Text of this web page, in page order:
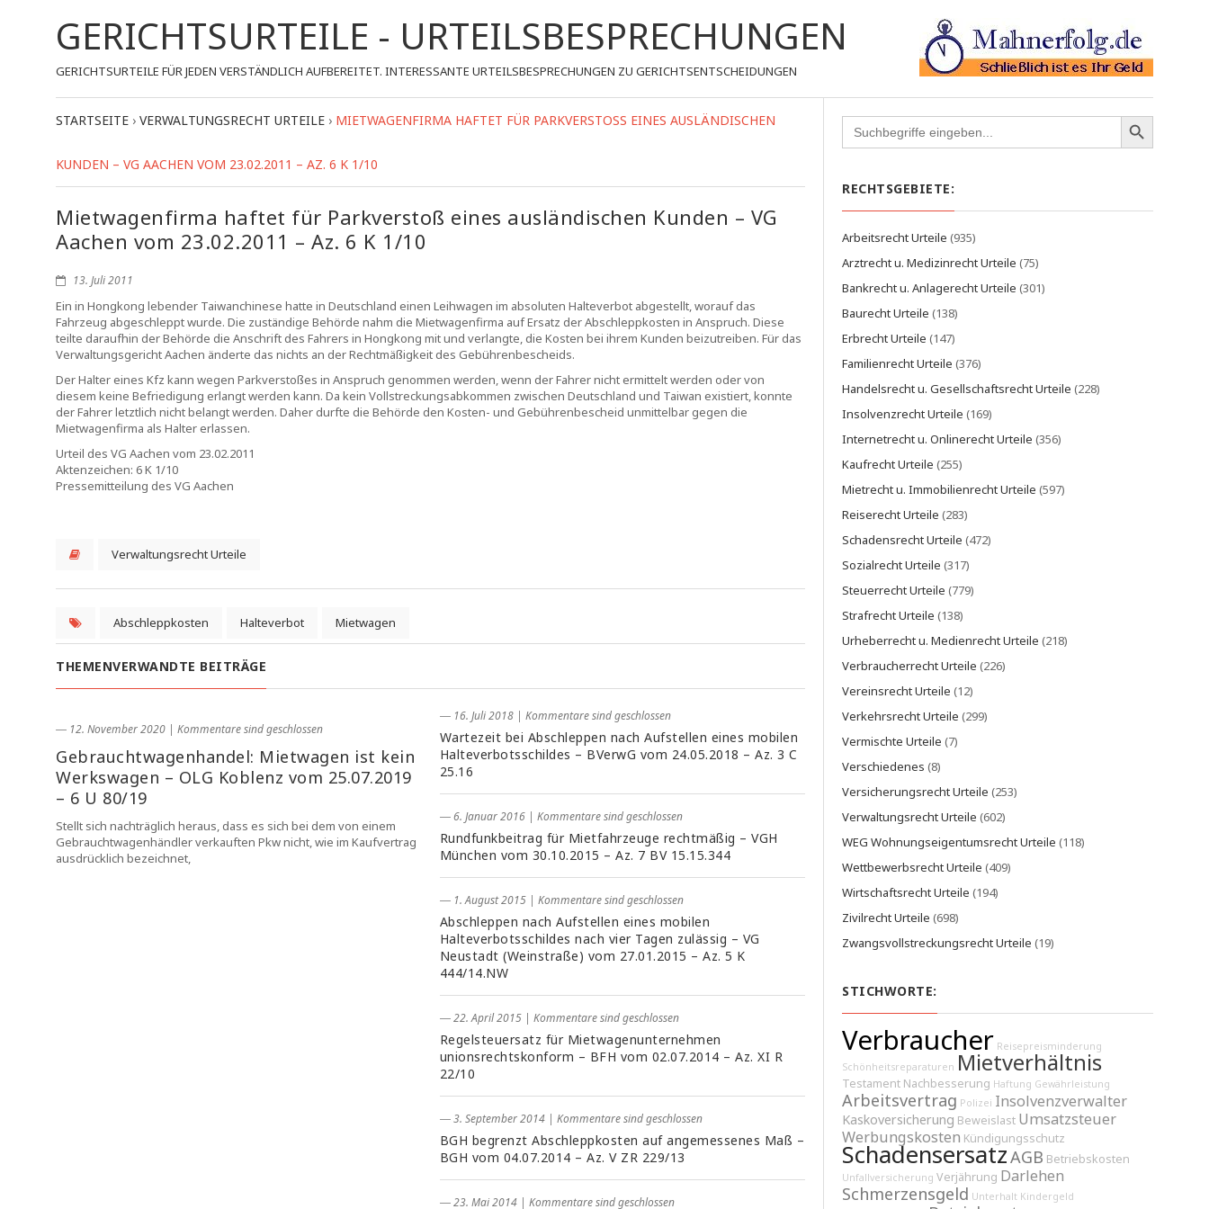
GERICHTSURTEILE - URTEILSBESPRECHUNGEN
GERICHTSURTEILE FÜR JEDEN VERSTÄNDLICH AUFBEREITET. INTERESSANTE URTEILSBESPRECHUNGEN ZU GERICHTSENTSCHEIDUNGEN
STARTSEITE › VERWALTUNGSRECHT URTEILE › MIETWAGENFIRMA HAFTET FÜR PARKVERSTOSS EINES AUSLÄNDISCHEN K
UNDEN – VG AACHEN VOM 23.02.2011 – AZ. 6 K 1/10
Mietwagenfirma haftet für Parkverstoß eines ausländischen Kunden – VG
Aachen vom 23.02.2011 – Az. 6 K 1/10
13. Juli 2011
Ein in Hongkong lebender Taiwanchinese hatte in Deutschland einen Leihwagen im absoluten Halteverbot abgestellt, worauf das
Fahrzeug abgeschleppt wurde. Die zuständige Behörde nahm die Mietwagenfirma auf Ersatz der Abschleppkosten in Anspruch. Diese
teilte daraufhin der Behörde die Anschrift des Fahrers in Hongkong mit und verlangte, die Kosten bei ihrem Kunden beizutreiben. Für das
Verwaltungsgericht Aachen änderte das nichts an der Rechtmäßigkeit des Gebührenbescheids.
Der Halter eines Kfz kann wegen Parkverstoßes in Anspruch genommen werden, wenn der Fahrer nicht ermittelt werden oder von
diesem keine Befriedigung erlangt werden kann. Da kein Vollstreckungsabkommen zwischen Deutschland und Taiwan existiert, konnte
der Fahrer letztlich nicht belangt werden. Daher durfte die Behörde den Kosten- und Gebührenbescheid unmittelbar gegen die
Mietwagenfirma als Halter erlassen.
Urteil des VG Aachen vom 23.02.2011
Aktenzeichen: 6 K 1/10
Pressemitteilung des VG Aachen
Verwaltungsrecht Urteile
Abschleppkosten Halteverbot Mietwagen
THEMENVERWANDTE BEITRÄGE
― 12. November 2020 | Kommentare sind geschlossen
Gebrauchtwagenhandel: Mietwagen ist kein
Werkswagen – OLG Koblenz vom 25.07.2019
– 6 U 80/19
Stellt sich nachträglich heraus, dass es sich bei dem von einem
Gebrauchtwagenhändler verkauften Pkw nicht, wie im Kaufvertrag
ausdrücklich bezeichnet,
― 16. Juli 2018 | Kommentare sind geschlossen
Wartezeit bei Abschleppen nach Aufstellen eines mobilen
Halteverbotsschildes – BVerwG vom 24.05.2018 – Az. 3 C
25.16
― 6. Januar 2016 | Kommentare sind geschlossen
Rundfunkbeitrag für Mietfahrzeuge rechtmäßig – VGH
München vom 30.10.2015 – Az. 7 BV 15.15.344
― 1. August 2015 | Kommentare sind geschlossen
Abschleppen nach Aufstellen eines mobilen
Halteverbotsschildes nach vier Tagen zulässig – VG
Neustadt (Weinstraße) vom 27.01.2015 – Az. 5 K
444/14.NW
― 22. April 2015 | Kommentare sind geschlossen
Regelsteuersatz für Mietwagenunternehmen
unionsrechtskonform – BFH vom 02.07.2014 – Az. XI R
22/10
― 3. September 2014 | Kommentare sind geschlossen
BGH begrenzt Abschleppkosten auf angemessenes Maß –
BGH vom 04.07.2014 – Az. V ZR 229/13
― 23. Mai 2014 | Kommentare sind geschlossen
Search
for:
RECHTSGEBIETE:
Arbeitsrecht Urteile (935)
Arztrecht u. Medizinrecht Urteile (75)
Bankrecht u. Anlagerecht Urteile (301)
Baurecht Urteile (138)
Erbrecht Urteile (147)
Familienrecht Urteile (376)
Handelsrecht u. Gesellschaftsrecht Urteile (228)
Insolvenzrecht Urteile (169)
Internetrecht u. Onlinerecht Urteile (356)
Kaufrecht Urteile (255)
Mietrecht u. Immobilienrecht Urteile (597)
Reiserecht Urteile (283)
Schadensrecht Urteile (472)
Sozialrecht Urteile (317)
Steuerrecht Urteile (779)
Strafrecht Urteile (138)
Urheberrecht u. Medienrecht Urteile (218)
Verbraucherrecht Urteile (226)
Vereinsrecht Urteile (12)
Verkehrsrecht Urteile (299)
Vermischte Urteile (7)
Verschiedenes (8)
Versicherungsrecht Urteile (253)
Verwaltungsrecht Urteile (602)
WEG Wohnungseigentumsrecht Urteile (118)
Wettbewerbsrecht Urteile (409)
Wirtschaftsrecht Urteile (194)
Zivilrecht Urteile (698)
Zwangsvollstreckungsrecht Urteile (19)
STICHWORTE:
Verbraucher Reisepreisminderung
Schönheitsreparaturen Mietverhältnis
Testament Nachbesserung Haftung Gewährleistung
Arbeitsvertrag Polizei Insolvenzverwalter
Kaskoversicherung Beweislast Umsatzsteuer
Werbungskosten Kündigungsschutz
SchadensersatzAGB Betriebskosten
Unfallversicherung Verjährung Darlehen
Schmerzensgeld Unterhalt Kindergeld